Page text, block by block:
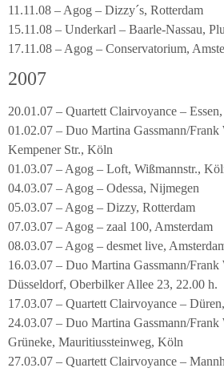
11.11.08 – Agog – Dizzy´s, Rotterdam
15.11.08 – Underkarl – Baarle-Nassau,
17.11.08 – Agog – Conservatorium,
2007
20.01.07 – Quartett Clairvoyance –
01.02.07 – Duo Martina Gassmann/
Kempener Str., Köln
01.03.07 – Agog – Loft, Wißmannstr.,
04.03.07 – Agog – Odessa, Nijmegen
05.03.07 – Agog – Dizzy, Rotterdam
07.03.07 – Agog – zaal 100, Amsterdam
08.03.07 – Agog – desmet live,
16.03.07 – Duo Martina Gassmann/Frank
Düsseldorf, Oberbilker Allee 23, 22.00 h.
17.03.07 – Quartett Clairvoyance –
24.03.07 – Duo Martina Gassmann/
Grüneke, Mauritiussteinweg, Köln
27.03.07 – Quartett Clairvoyance –